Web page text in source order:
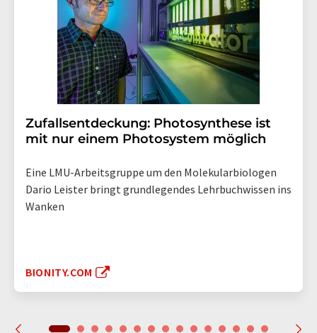
Zufallsentdeckung: Photosynthese ist
mit nur einem Photosystem möglich
Eine LMU-Arbeitsgruppe um den Molekularbiologen
Dario Leister bringt grundlegendes Lehrbuchwissen ins
Wanken
BIONITY.COM